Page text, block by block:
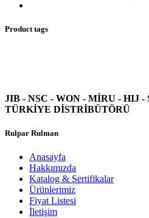
Product tags
JIB - NSC - WON - MİRU - HIJ -
TÜRKİYE DİSTRİBÜTÖRÜ
Rulpar Rulman
Anasayfa
Hakkımızda
Katalog & Sertifikalar
Ürünlerimiz
Fiyat Listesi
İletişim